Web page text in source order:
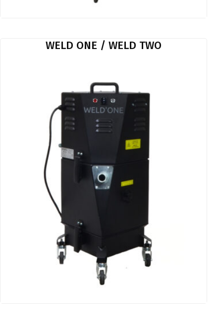
WELD ONE / WELD TWO